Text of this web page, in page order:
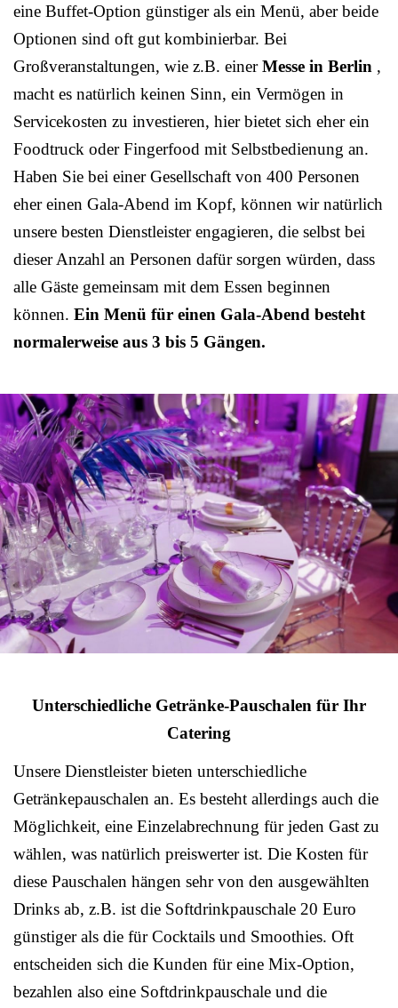
eine Buffet-Option günstiger als ein Menü, aber beide
Optionen sind oft gut kombinierbar. Bei
Großveranstaltungen, wie z.B. einerMesse in Berlin ,
macht es natürlich keinen Sinn, ein Vermögen in
Servicekosten zu investieren, hier bietet sich eher ein
Foodtruck oder Fingerfood mit Selbstbedienung an.
Haben Sie bei einer Gesellschaft von 400 Personen
eher einen Gala-Abend im Kopf, können wir natürlich
unsere besten Dienstleister engagieren, die selbst bei
dieser Anzahl an Personen dafür sorgen würden, dass
alle Gäste gemeinsam mit dem Essen beginnen
können. Ein Menü für einen Gala-Abend besteht
normalerweise aus 3 bis 5 Gängen.
Unterschiedliche Getränke-Pauschalen für Ihr
Catering
Unsere Dienstleister bieten unterschiedliche
Getränkepauschalen an. Es besteht allerdings auch die
Möglichkeit, eine Einzelabrechnung für jeden Gast zu
wählen, was natürlich preiswerter ist. Die Kosten für
diese Pauschalen hängen sehr von den ausgewählten
Drinks ab, z.B. ist die Softdrinkpauschale 20 Euro
günstiger als die für Cocktails und Smoothies. Oft
entscheiden sich die Kunden für eine Mix-Option,
bezahlen also eine Softdrinkpauschale und die